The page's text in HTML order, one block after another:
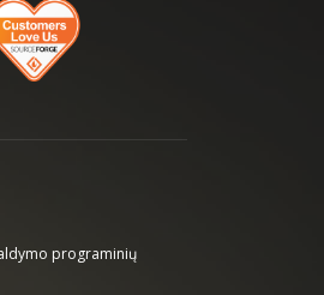
programinių